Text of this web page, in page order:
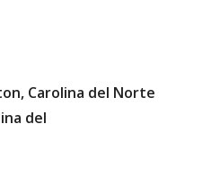
Carolina del Norte
del